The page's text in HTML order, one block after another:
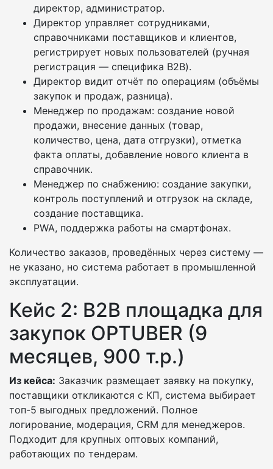
директор, администратор.
Директор управляет сотрудниками,
справочниками поставщиков и клиентов,
регистрирует новых пользователей (ручная
регистрация — специфика B2B).
Директор видит отчёт по операциям (объёмы
закупок и продаж, разница).
Менеджер по продажам: создание новой
продажи, внесение данных (товар,
количество, цена, дата отгрузки), отметка
факта оплаты, добавление нового клиента в
справочник.
Менеджер по снабжению: создание закупки,
контроль поступлений и отгрузок на складе,
создание поставщика.
PWA, поддержка работы на смартфонах.
Количество заказов, проведённых через систему —
не указано, но система работает в промышленной
эксплуатации.
Кейс 2: B2B площадка для
закупок OPTUBER (9
месяцев, 900 т.р.)
Из кейса: Заказчик размещает заявку на покупку,
поставщики откликаются с КП, система выбирает
топ-5 выгодных предложений. Полное
логирование, модерация, CRM для менеджеров.
Подходит для крупных оптовых компаний,
работающих по тендерам.